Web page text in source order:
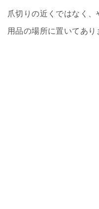
爪切りの近くではなく
用品の場所に置いてあり